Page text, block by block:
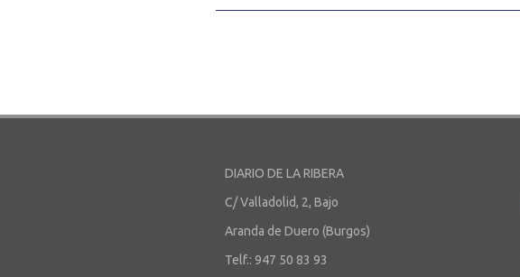
DIARIO DE LA RIBERA
C/ Valladolid, 2, Bajo
Aranda de Duero (Burgos)
Telf.: 947 50 83 93